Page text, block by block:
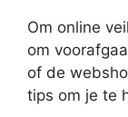
Om online
om
of de
tips om je te